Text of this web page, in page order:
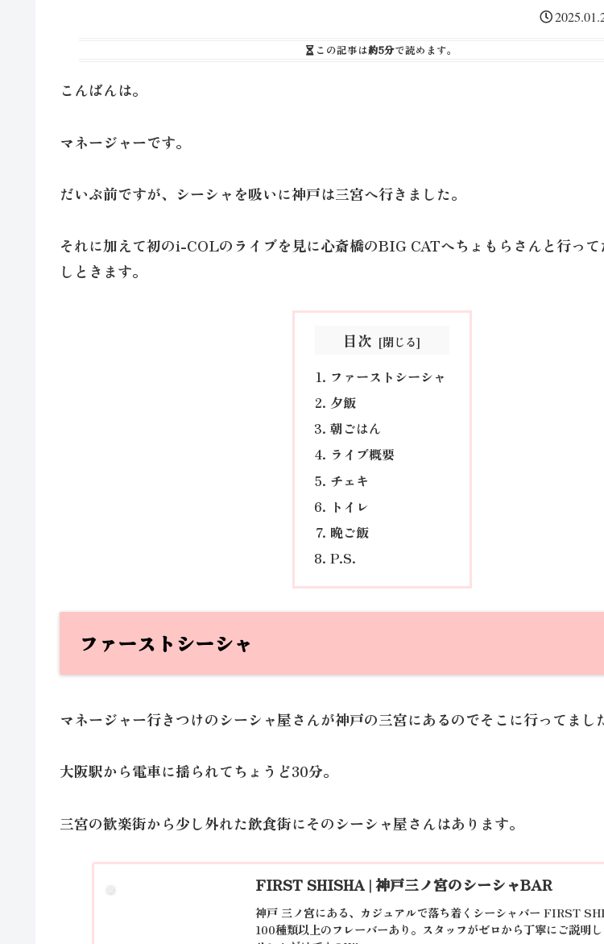
この記事は約5分で読めます。
こんばんは。
マネージャーです。
だいぶ前ですが、シーシャを吸いに神戸は三宮へ行きました。
それに加えて初のi-COLのライブを見に心斎橋のBIG CATへちょもらさんと行って
しときます。
目次
ファーストシーシャ
夕飯
朝ごはん
ライブ概要
チェキ
トイレ
晩ご飯
P.S.
ファーストシーシャ
マネージャー行きつけのシーシャ屋さんが神戸の三宮にあるのでそこに行ってまし
大阪駅から電車に揺られてちょうど30分。
三宮の歓楽街から少し外れた飲食街にそのシーシャ屋さんはあります。
FIRST SHISHA | 神戸三ノ宮のシーシャBAR
神戸 三ノ宮にある、カジュアルで落ち着くシーシャバー FIRST
100種類以上のフレーバーあり。スタッフがゼロから丁寧にご説明